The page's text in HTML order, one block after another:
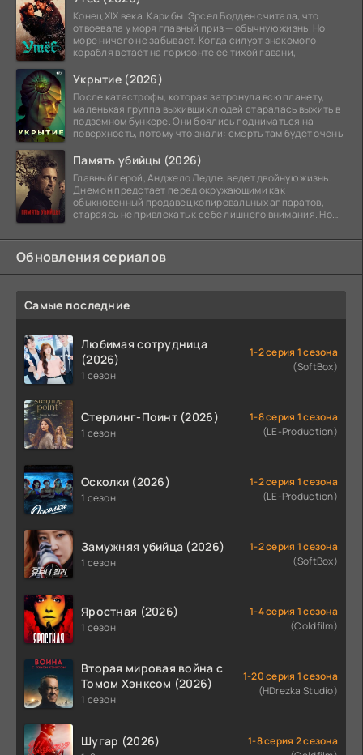
Конец XIX века. Карибы. Эрсел Бодден считала, что
отвоевала у моря главный приз — обычную жизнь. Но
море ничего не забывает. Когда силуэт знакомого
корабля встаёт на горизонте её тихой гавани,
Укрытие (2026)
После катастрофы, которая затронула всю планету,
маленькая группа выживших людей старалась выжить в
подземном бункере. Они боялись подниматься на
поверхность, потому что знали: смерть там будет очень
Память убийцы (2026)
Главный герой, Анджело Ледде, ведет двойную жизнь.
Днем он предстает перед окружающими как
обыкновенный продавец копировальных аппаратов,
стараясь не привлекать к себе лишнего внимания. Но
Обновления сериалов
Самые последние
Любимая сотрудница
(2026)
1 сезон
1-2 серия 1 сезона
(SoftBox)
Стерлинг-Поинт (2026)
1 сезон
1-8 серия 1 сезона
(LE-Production)
Осколки (2026)
1 сезон
1-2 серия 1 сезона
(LE-Production)
Замужняя убийца (2026)
1 сезон
1-2 серия 1 сезона
(SoftBox)
Яростная (2026)
1 сезон
1-4 серия 1 сезона
(Coldfilm)
Вторая мировая война с
Томом Хэнксом (2026)
1 сезон
1-20 серия 1 сезона
(HDrezka Studio)
Шугар (2026)
1-8 серия 2 сезона